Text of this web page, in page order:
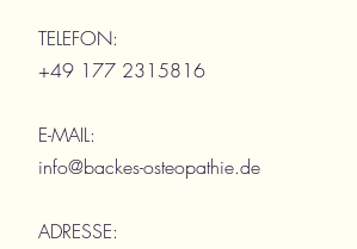
TELEFON:
+49 177 2315816
E-MAIL:
info@backes-osteopathie.de
ADRESSE: